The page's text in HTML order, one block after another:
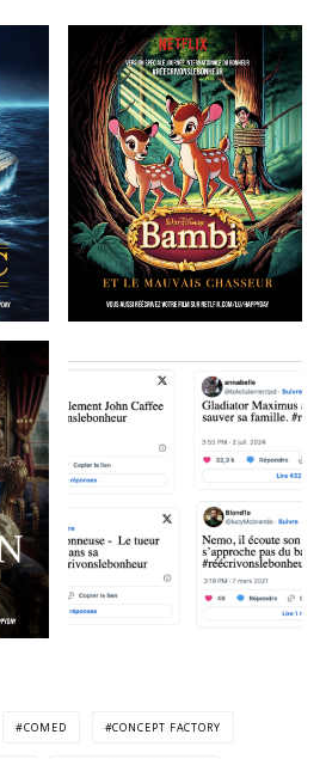
COMED CONCEPT FACTORY